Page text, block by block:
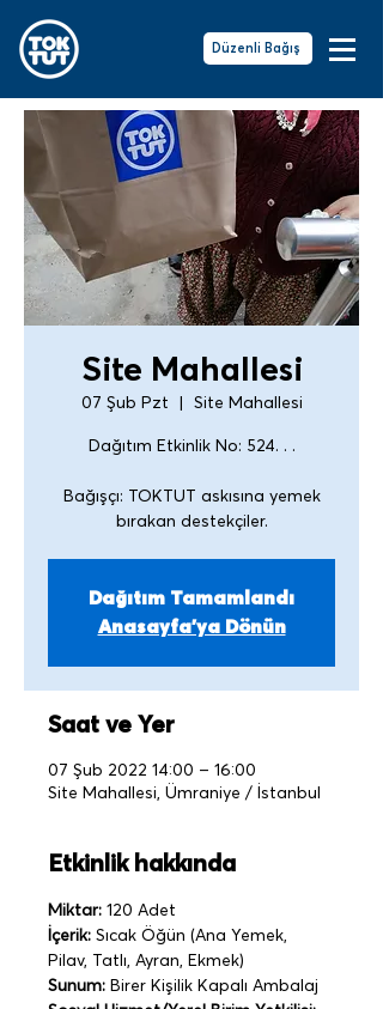
Düzenli Bağış
Site Mahallesi
07 Şub Pzt Site Mahallesi
Dağıtım Etkinlik No: 524. . .
Bağışçı: TOKTUT askısına yemek
Dağıtım Tamamlandı
Anasayfa'ya Dönün
Saat ve Yer
07 Şub 2022 14:00 – 16:00
Site Mahallesi, Ümraniye / İstanbul
Etkinlik hakkında
Miktar: 120 Adet
İçerik: Sıcak Öğün (Ana Yemek,
Pilav, Tatlı, Ayran, Ekmek)
Sunum: Birer Kişilik Kapalı Ambalaj